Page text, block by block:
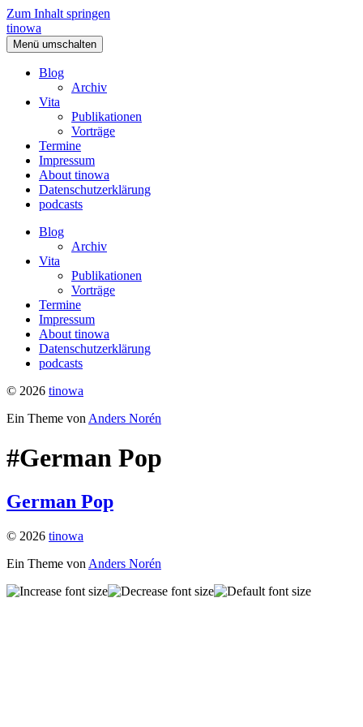
Zum Inhalt springen
tinowa
Menü umschalten
Blog
Archiv
Vita
Publikationen
Vorträge
Termine
Impressum
About tinowa
Datenschutzerklärung
podcasts
Blog
Archiv
Vita
Publikationen
Vorträge
Termine
Impressum
About tinowa
Datenschutzerklärung
podcasts
© 2026 tinowa
Ein Theme von Anders Norén
#German Pop
German Pop
© 2026 tinowa
Ein Theme von Anders Norén